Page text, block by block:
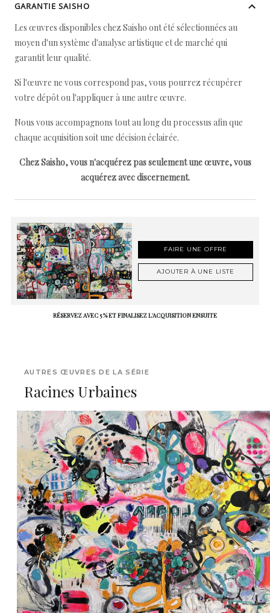
GARANTIE SAISHO
Les œuvres disponibles chez Saisho ont été sélectionnées au
moyen d'un système d'analyse artistique et de marché qui
garantit leur qualité.
Si l'œuvre ne vous correspond pas, vous pourrez récupérer
votre dépôt ou l'appliquer à une autre œuvre.
Nous vous accompagnons tout au long du processus afin que
chaque acquisition soit une décision éclairée.
Chez Saisho, vous n'acquérez pas seulement une œuvre, vous
acquérez avec discernement.
FAIRE UNE OFFRE
AJOUTER À UNE LISTE
RÉSERVEZ AVEC 5 % ET FINALISEZ L'ACQUISITION ENSUITE
AUTRES ŒUVRES DE LA SÉRIE
Racines Urbaines